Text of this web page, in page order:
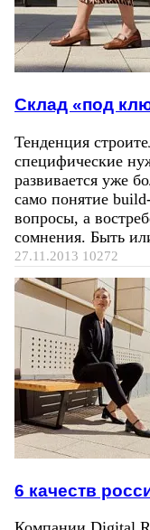
Склад «под
Тенденция
специфические
развивается уже
само понятие
вопросы, а
сомнения. Быть
27.11.2013 10272
6 качеств